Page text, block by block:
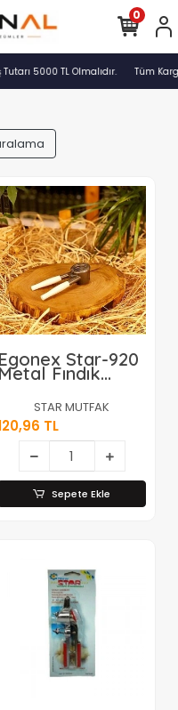
5000 TL Olmalıdır. Tüm
0
Egonex Star-920
Metal Fındık
Kıracak Beyaz
Saplı*50STAR MUTFAK
TL
Sepete Ekle